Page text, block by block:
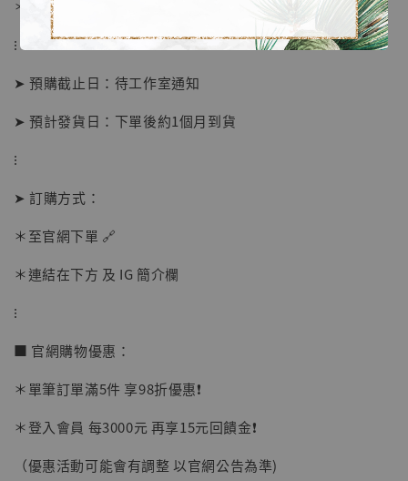
NT$ 1,870
＊ 刷卡免手續費
⁝
➤ 預購截止日：待工作室通知
➤ 預計發貨日：下單後約1個月到貨
⁝
➤ 訂購方式：
＊至官網下單 🔗
＊連結在下方 及 IG 簡介欄
⁝
■ 官網購物優惠：
＊單筆訂單滿5件 享98折優惠❗️
＊登入會員 每3000元 再享15元回饋金❗️
（優惠活動可能會有調整 以官網公告為準)